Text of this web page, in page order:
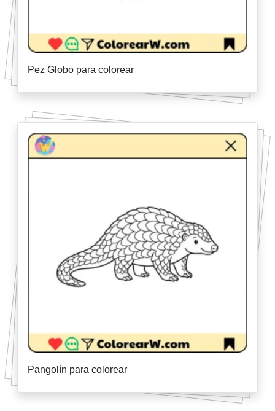
Pez Globo para colorear
Pangolín para colorear